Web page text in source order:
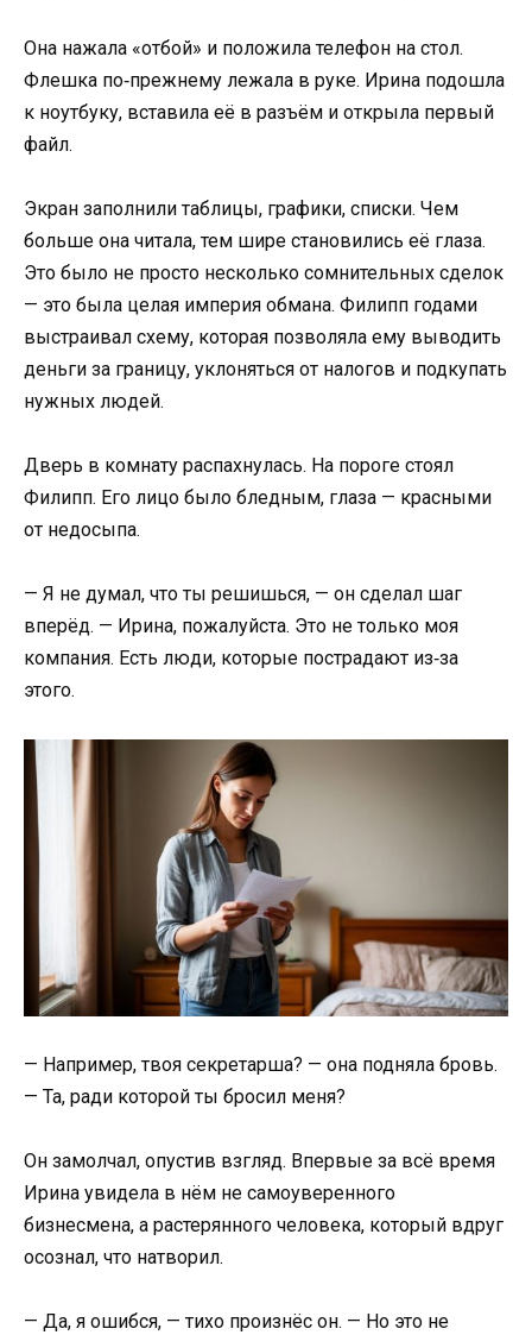
Она нажала «отбой» и положила телефон на стол.
Флешка по‑прежнему лежала в руке. Ирина подошла
к ноутбуку, вставила её в разъём и открыла первый
файл.
Экран заполнили таблицы, графики, списки. Чем
больше она читала, тем шире становились её глаза.
Это было не просто несколько сомнительных сделок
— это была целая империя обмана. Филипп годами
выстраивал схему, которая позволяла ему выводить
деньги за границу, уклоняться от налогов и подкупать
нужных людей.
Дверь в комнату распахнулась. На пороге стоял
Филипп. Его лицо было бледным, глаза — красными
от недосыпа.
— Я не думал, что ты решишься, — он сделал шаг
вперёд. — Ирина, пожалуйста. Это не только моя
компания. Есть люди, которые пострадают из‑за
этого.
— Например, твоя секретарша? — она подняла бровь.
— Та, ради которой ты бросил меня?
Он замолчал, опустив взгляд. Впервые за всё время
Ирина увидела в нём не самоуверенного
бизнесмена, а растерянного человека, который вдруг
осознал, что натворил.
— Да, я ошибся, — тихо произнёс он. — Но это не